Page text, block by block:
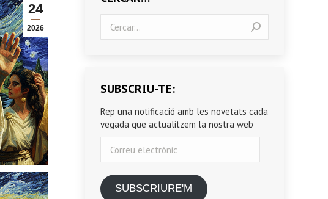
24
2026
SUBSCRIU-TE:
Rep una notificació amb les novetats cada
vegada que actualitzem la nostra web
electrònic
SUBSCRIURE'M